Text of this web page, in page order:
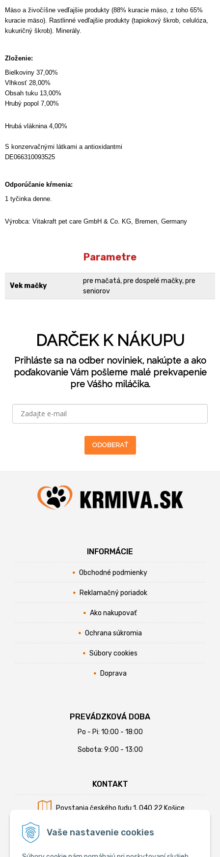
Vaše nastavenie cookies
Mäso a živočíšne vedľajšie produkty (88% kuracie mäso, z toho 65%
kuracie mäso). Rastlinné vedľajšie produkty (tapiokový škrob, celulóza,
kukuričný škrob). Minerály.
Zloženie:
Bielkoviny 37,00%
Vlhkosť 28,00%
Obsah tuku 13,00%
Hrubý popol 7,00%
Hrubá vláknina 4,00%
S konzervačnými látkami a antioxidantmi
DE066310093525
Odporúčanie kŕmenia:
1 tyčinka denne.
Výrobca: Vitakraft pet care GmbH & Co. KG, Bremen, Germany
Parametre
Vek mačky
pre mačatá, pre dospelé mačky, pre
seniorov
DARČEK K NÁKUPU
Prihláste sa na odber noviniek, nakúpte a ako
poďakovanie Vám pošleme malé prekvapenie
pre Vášho miláčika.
ODOBERAŤ
INFORMÁCIE
Obchodné podmienky
Reklamačný poriadok
Ako nakupovať
Ochrana súkromia
Súbory cookies
Doprava
PREVÁDZKOVÁ DOBA
Po - Pi: 10:00 - 18:00
Sobota: 9:00 - 13:00
KONTAKT
Povstania českého ľudu 1, 040 22 Košice
Mobil:+421 902 794 355
E-mail:info@krmiva.sk